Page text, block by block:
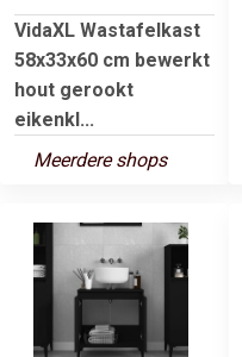
VidaXL Wastafelkast
58x33x60 cm bewerkt
hout gerookt
eikenkl...
Meerdere shops